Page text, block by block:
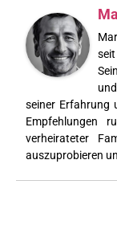
seiner Erfahrung
Empfehlungen
verheirateter
auszuprobieren